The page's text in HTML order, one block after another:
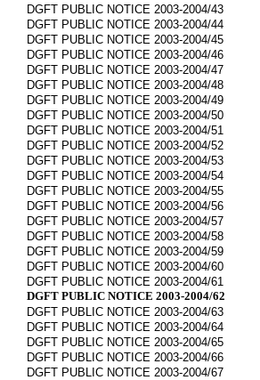
DGFT PUBLIC NOTICE 2003-2004/43
DGFT PUBLIC NOTICE 2003-2004/44
DGFT PUBLIC NOTICE 2003-2004/45
DGFT PUBLIC NOTICE 2003-2004/46
DGFT PUBLIC NOTICE 2003-2004/47
DGFT PUBLIC NOTICE 2003-2004/48
DGFT PUBLIC NOTICE 2003-2004/49
DGFT PUBLIC NOTICE 2003-2004/50
DGFT PUBLIC NOTICE 2003-2004/51
DGFT PUBLIC NOTICE 2003-2004/52
DGFT PUBLIC NOTICE 2003-2004/53
DGFT PUBLIC NOTICE 2003-2004/54
DGFT PUBLIC NOTICE 2003-2004/55
DGFT PUBLIC NOTICE 2003-2004/56
DGFT PUBLIC NOTICE 2003-2004/57
DGFT PUBLIC NOTICE 2003-2004/58
DGFT PUBLIC NOTICE 2003-2004/59
DGFT PUBLIC NOTICE 2003-2004/60
DGFT PUBLIC NOTICE 2003-2004/61
DGFT PUBLIC NOTICE 2003-2004/62
DGFT PUBLIC NOTICE 2003-2004/63
DGFT PUBLIC NOTICE 2003-2004/64
DGFT PUBLIC NOTICE 2003-2004/65
DGFT PUBLIC NOTICE 2003-2004/66
DGFT PUBLIC NOTICE 2003-2004/67